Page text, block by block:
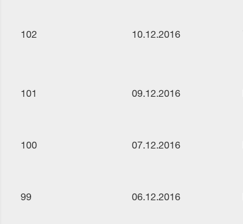
102 10.12.2016
101 09.12.2016
100 07.12.2016
99 06.12.2016